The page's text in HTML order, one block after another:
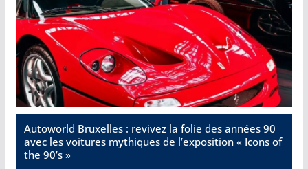
Autoworld Bruxelles : revivez la folie des années 90
avec les voitures mythiques de l’exposition « Icons of
the 90’s »